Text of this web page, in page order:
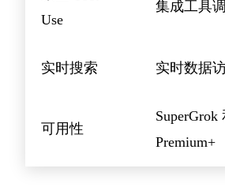
Use
集成工具
实时搜索 实时数据
可用性
SuperGrok
Premium+